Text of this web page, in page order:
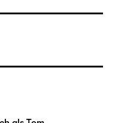
das alles
durch
zu füllen.
Kunst und
von Sam Max
Berlin